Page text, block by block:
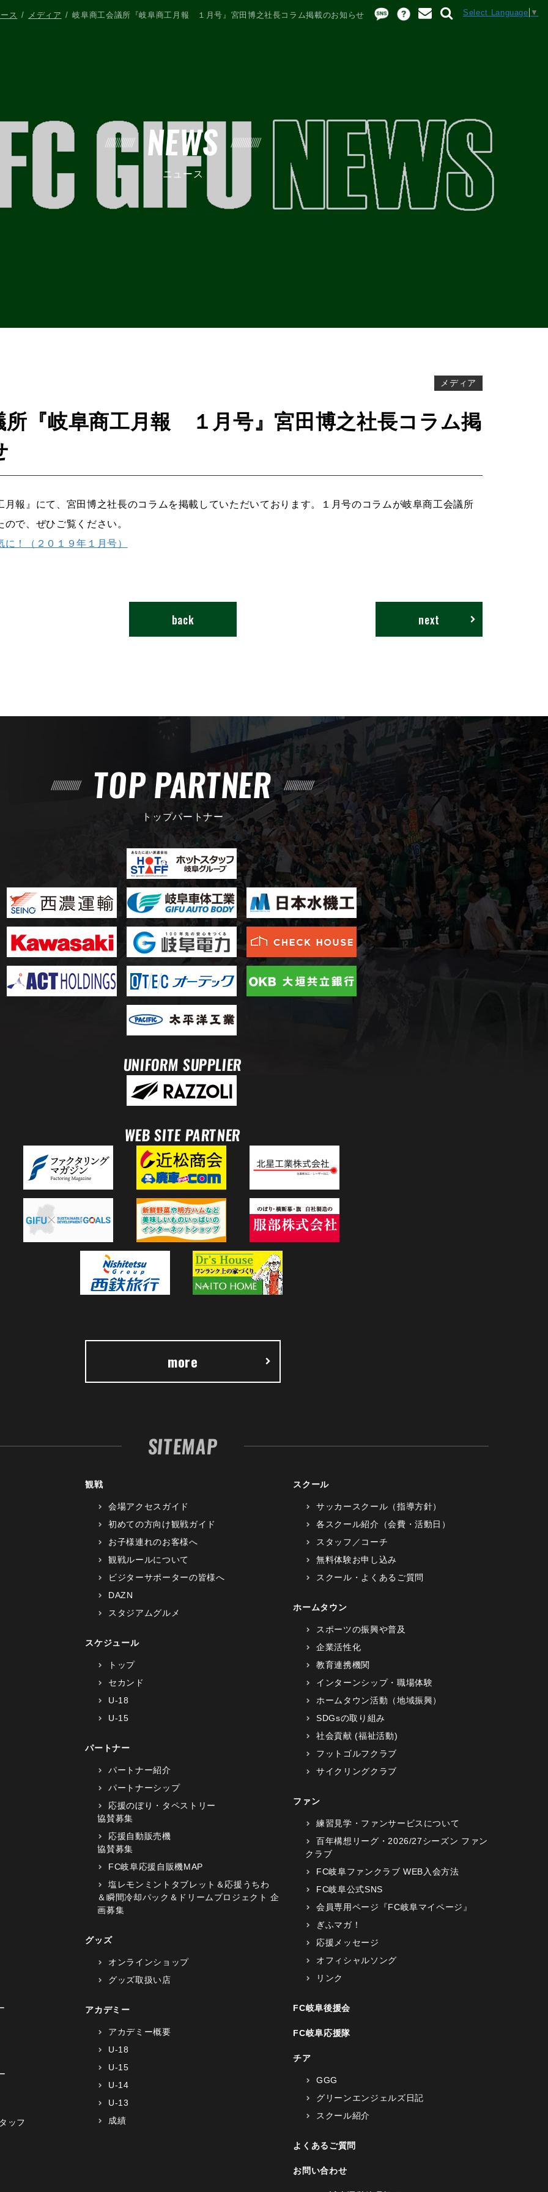
Select Language ▼
NEWS
ニュース
ス メディア 岐阜商工会議所『岐阜商工月報 １月号』宮田博之社長コラム掲載のお知らせ
メディア
所『岐阜商工月報 １月号』宮田博之社長コラム掲
月報』にて、宮田博之社長のコラムを掲載していただいております。１月号のコラムが岐阜商工会議所
で、ぜひご覧ください。
！（２０１９年１月号）
next
back
TOP PARTNER
トップパートナー
UNIFORM SUPPLIER
WEB SITE PARTNER
more
SITEMAP
ッフ
観戦
会場アクセスガイド
初めての方向け観戦ガイド
お子様連れのお客様へ
観戦ルールについて
ビジターサポーターの皆様へ
DAZN
スタジアムグルメ
スケジュール
トップ
セカンド
U-18
U-15
パートナー
パートナー紹介
パートナーシップ
応援のぼり・タペストリー
協賛募集
応援自動販売機
協賛募集
FC岐阜応援自販機MAP
塩レモンミントタブレット＆応援うちわ
＆瞬間冷却パック＆ドリームプロジェクト 企
画募集
グッズ
オンラインショップ
グッズ取扱い店
アカデミー
アカデミー概要
U-18
U-15
U-14
U-13
成績
スクール
サッカースクール（指導方針）
各スクール紹介（会費・活動日）
スタッフ／コーチ
無料体験お申し込み
スクール・よくあるご質問
ホームタウン
スポーツの振興や普及
企業活性化
教育連携機関
インターンシップ・職場体験
ホームタウン活動（地域振興）
SDGsの取り組み
社会貢献 (福祉活動)
フットゴルフクラブ
サイクリングクラブ
ファン
練習見学・ファンサービスについて
百年構想リーグ・2026/27シーズン ファン
クラブ
FC岐阜ファンクラブ WEB入会方法
FC岐阜公式SNS
会員専用ページ『FC岐阜マイページ』
ぎふマガ！
応援メッセージ
オフィシャルソング
リンク
FC岐阜後援会
FC岐阜応援隊
チア
GGG
グリーンエンジェルズ日記
スクール紹介
よくあるご質問
お問い合わせ